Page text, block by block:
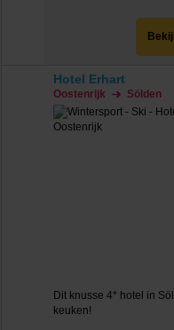
Hotel Erhart
Oostenrijk Sölden
Dit knusse 4* hotel in
keuken!